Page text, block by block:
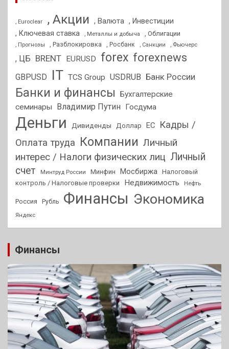
, Euroclear , Акции , Валюта , Инвестиции
, Ключевая ставка
, Металлы и добыча , Облигации
, Прогнозы , Разблокировка , Росбанк , Санкции , Фьючерс
, ЦБ BRENT EURUSD forex forexnews
GBPUSD IT TCS Group USDRUB Банк России
Банки и финансы
Бухгалтерские
семинары
Владимир Путин Госдума
Деньги Дивиденды Доллар ЕС
Кадры /
Оплата труда Компании Личный
интерес / Налоги физических лиц Личный
счет
Минтруд России Минфин Мосбиржа Налоговый
контроль / Налоговые проверки
Недвижимость Нефть
Россия Рубль Финансы Экономика
Яндекс
Финансы